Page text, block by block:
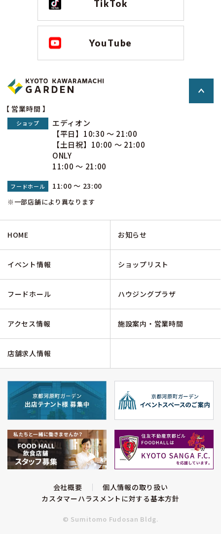
TikTok
YouTube
【 営業時間 】
ショップ
エディオン
【平日】10:30 ～ 21:00
【土日祝】10:00 ～ 21:00
ONLY
11:00 ～ 21:00
フードホール 11:00 ～ 23:00
※一部店舗により異なります
HOME お知らせ
イベント情報 ショップリスト
フードホール ハウジングプラザ
アクセス情報 施設案内・営業時間
店舗求人情報
会社概要
個人情報の取り扱い
カスタマーハラスメントに対する基本方針
© Sumitomo Fudosan Bldg.